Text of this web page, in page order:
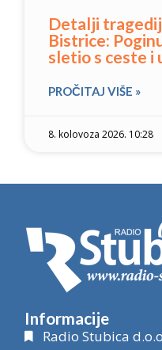
Detalji
Bistrice:
sletio s ceste i
PROČITAJ VIŠE »
8. kolovoza 2026. 10:28
Informacije
Radio Stubica